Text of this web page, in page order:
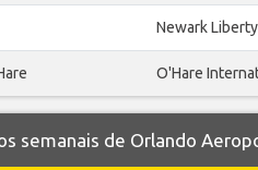
Newark
O'Hare
semanais de Orlando